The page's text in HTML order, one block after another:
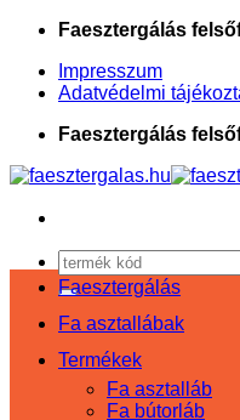
Skip
content
Faesztergálás
Impresszum
Adatvédelmi
Faesztergálás
Keresés
a
következőre:
Faesztergálás
Fa asztallábak
Termékek
Fa asztalláb
Fa bútorláb